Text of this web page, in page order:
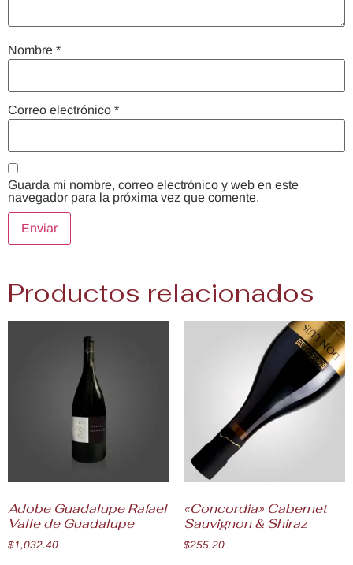
Nombre *
Correo electrónico *
Guarda mi nombre, correo electrónico y web en este
navegador para la próxima vez que comente.
Productos relacionados
Adobe Guadalupe Rafael
Valle de Guadalupe
$1,032.40
«Concordia» Cabernet
Sauvignon & Shiraz
$255.20